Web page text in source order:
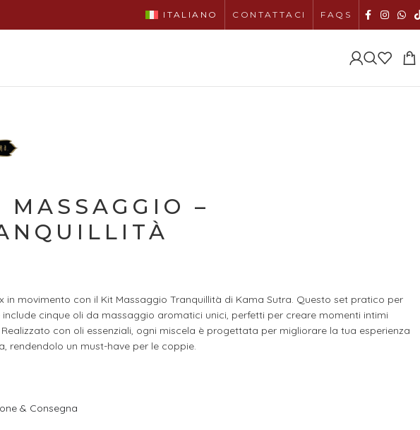
ITALIANO CONTATTACI FAQS
MASSAGGIO –
in movimento con il Kit Massaggio Tranquillità di Kama Sutra. Questo set pratico per
cinque oli da massaggio aromatici unici, perfetti per creare momenti intimi
Realizzato con oli essenziali, ogni miscela è progettata per migliorare la tua esperienza
rendendolo un must-have per le coppie.
& Consegna